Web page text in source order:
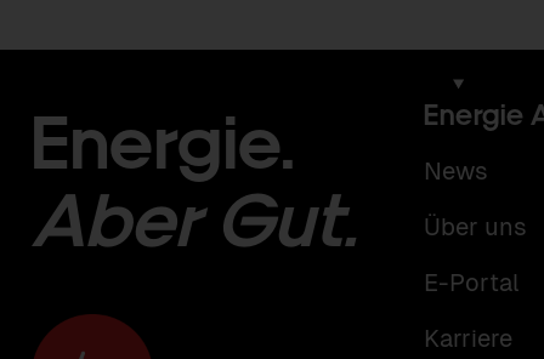
Energie.
Aber Gut.
Energie
News
Über uns
E-Portal
Karriere